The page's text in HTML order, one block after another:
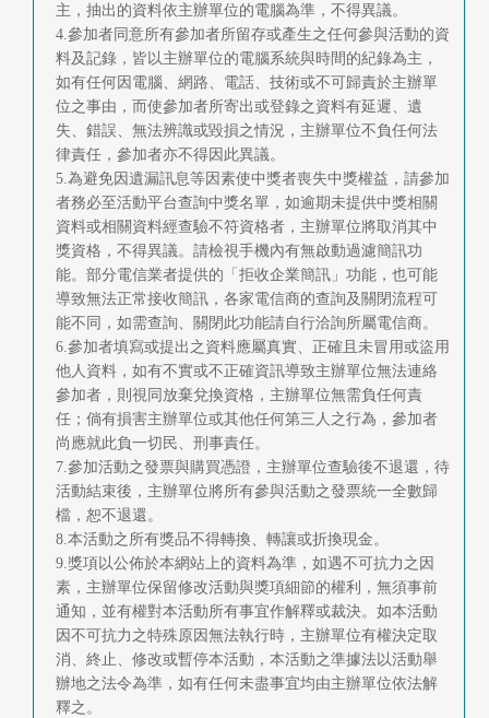
主，抽出的資料依主辦單位的電腦為準，不得異議。
4.參加者同意所有參加者所留存或產生之任何參與活動的資
料及記錄，皆以主辦單位的電腦系統與時間的紀錄為主，
如有任何因電腦、網路、電話、技術或不可歸責於主辦單
位之事由，而使參加者所寄出或登錄之資料有延遲、遺
失、錯誤、無法辨識或毀損之情況，主辦單位不負任何法
律責任，參加者亦不得因此異議。
5.為避免因遺漏訊息等因素使中獎者喪失中獎權益，請參加
者務必至活動平台查詢中獎名單，如逾期未提供中獎相關
資料或相關資料經查驗不符資格者，主辦單位將取消其中
獎資格，不得異議。請檢視手機內有無啟動過濾簡訊功
能。部分電信業者提供的「拒收企業簡訊」功能，也可能
導致無法正常接收簡訊，各家電信商的查詢及關閉流程可
能不同，如需查詢、關閉此功能請自行洽詢所屬電信商。
6.參加者填寫或提出之資料應屬真實、正確且未冒用或盜用
他人資料，如有不實或不正確資訊導致主辦單位無法連絡
參加者，則視同放棄兌換資格，主辦單位無需負任何責
任；倘有損害主辦單位或其他任何第三人之行為，參加者
尚應就此負一切民、刑事責任。
7.參加活動之發票與購買憑證，主辦單位查驗後不退還，待
活動結束後，主辦單位將所有參與活動之發票統一全數歸
檔，恕不退還。
8.本活動之所有獎品不得轉換、轉讓或折換現金。
9.獎項以公佈於本網站上的資料為準，如遇不可抗力之因
素，主辦單位保留修改活動與獎項細節的權利，無須事前
通知，並有權對本活動所有事宜作解釋或裁決。如本活動
因不可抗力之特殊原因無法執行時，主辦單位有權決定取
消、終止、修改或暫停本活動，本活動之準據法以活動舉
辦地之法令為準，如有任何未盡事宜均由主辦單位依法解
釋之。